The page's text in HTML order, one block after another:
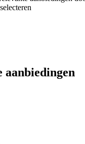
aanbiedingen